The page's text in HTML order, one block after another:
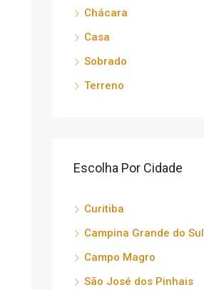
Chácara
Casa
Sobrado
Terreno
Escolha Por Cidade
Curitiba
Campina Grande do Sul
Campo Magro
São José dos Pinhais